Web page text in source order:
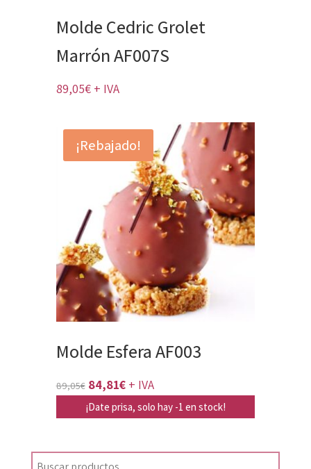
Molde Cedric Grolet
Marrón AF007S
89,05€ + IVA
¡Rebajado!
Molde Esfera AF003
89,05€ El
precio
84,81€El
precio
+ IVA
¡Date prisa, solo hay -1 en stock!